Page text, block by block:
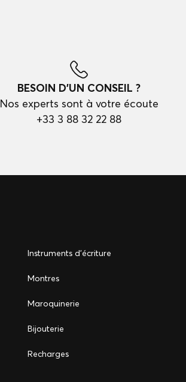
BESOIN D'UN CONSEIL ?
Nos experts sont à votre écoute
+33 3 88 32 22 88
Instruments d'écriture
Montres
Maroquinerie
Bijouterie
Recharges